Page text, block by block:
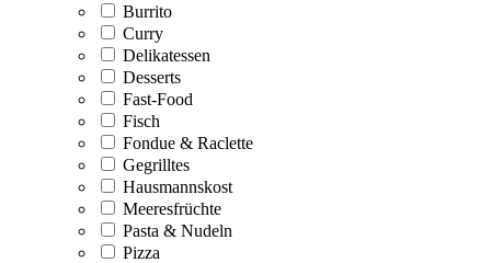
Burrito
Curry
Delikatessen
Desserts
Fast-Food
Fisch
Fondue & Raclette
Gegrilltes
Hausmannskost
Meeresfrüchte
Pasta & Nudeln
Pizza